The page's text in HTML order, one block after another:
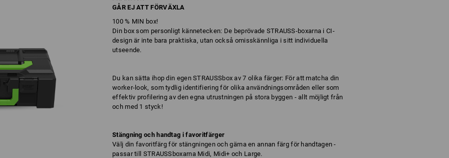
GÅR EJ ATT FÖRVÄXLA
100 % MIN box!
Din box som personligt kännetecken: De beprövade STRAUSS-boxarna i CI-
design är inte bara praktiska, utan också omisskännliga i sitt individuella
utseende.
Du kan sätta ihop din egen STRAUSSbox av 7 olika färger: För att matcha din
worker-look, som tydlig identifiering för olika användningsområden eller som
effektiv profilering av den egna utrustningen på stora byggen - allt möjligt från
och med 1 styck!
Stängning och handtag i favoritfärger
Välj din favoritfärg för stängningen och gärna en annan färg för handtagen -
passar till STRAUSSboxarna Midi, Midi+ och Large.